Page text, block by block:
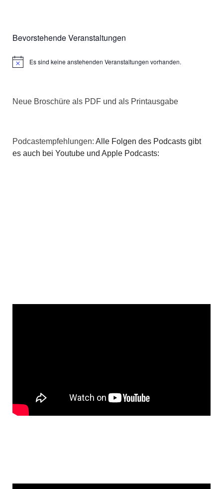
Bevorstehende Veranstaltungen
HinweisEs sind keine anstehenden Veranstaltungen vorhanden.
Neue Broschüre als PDF und als Printausgabe
Podcastempfehlungen: Alle Folgen des Podcasts gibt
es auch bei Youtube und Apple Podcasts: